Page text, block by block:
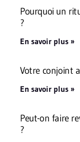
Pourquoi un
?
En savoir plus »
Votre conjoint
En savoir plus »
Peut-on faire
?